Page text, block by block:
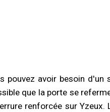
pouvez avoir besoin
que la porte se
renforcée sur Yzeux.